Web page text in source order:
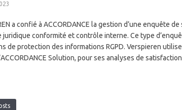
a confié à ACCORDANCE la gestion d’une enquête
juridique conformité et contrôle interne. Ce type
de protection des informations RGPD. Verspieren
Solution, pour ses analyses de